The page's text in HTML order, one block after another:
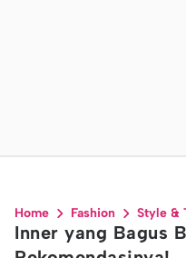
Home Fashion Style &
Inner yang Bagus